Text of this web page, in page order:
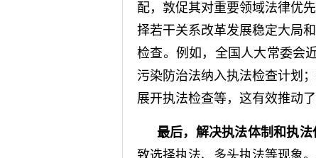
配，敦促其对重要领域法律优
择若干关系改革发展稳定大局
检查。例如，全国人大常委会
污染防治法纳入执法检查计划
展开执法检查等，这有效推动
最后，解决执法体制和执
致选择执法、多头执法等现象